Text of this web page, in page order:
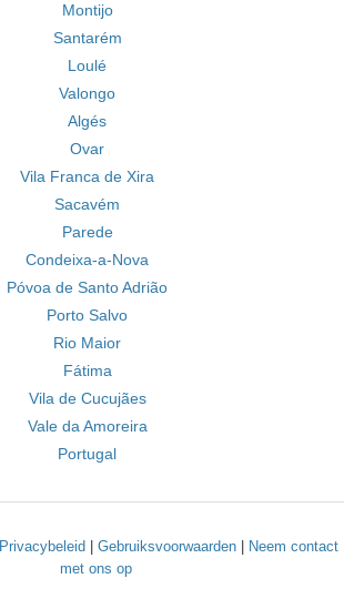
Montijo
Santarém
Loulé
Valongo
Algés
Ovar
Vila Franca de Xira
Sacavém
Parede
Condeixa-a-Nova
Póvoa de Santo Adrião
Porto Salvo
Rio Maior
Fátima
Vila de Cucujães
Vale da Amoreira
Portugal
Privacybeleid Gebruiksvoorwaarden
Neem contact
met ons op